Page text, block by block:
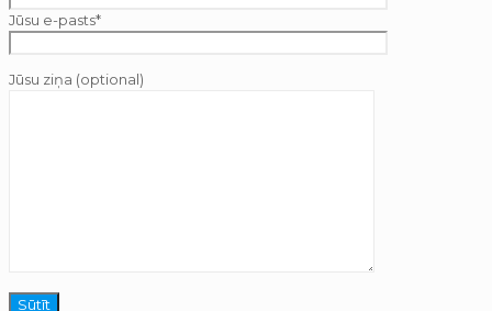
Jūsu e-pasts*
Jūsu ziņa (optional)